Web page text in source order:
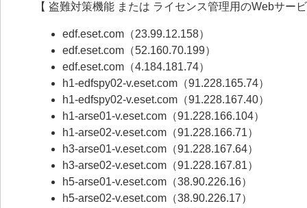
【 盗難対策機能 または ライセンス管理用のWebサー
edf.eset.com（23.99.12.158）
edf.eset.com（52.160.70.199）
edf.eset.com（4.184.181.74）
h1-edfspy02-v.eset.com（91.228.165.74）
h1-edfspy02-v.eset.com（91.228.167.40）
h1-arse01-v.eset.com（91.228.166.104）
h1-arse02-v.eset.com（91.228.166.71）
h3-arse01-v.eset.com（91.228.167.64）
h3-arse02-v.eset.com（91.228.167.81）
h5-arse01-v.eset.com（38.90.226.16）
h5-arse02-v.eset.com（38.90.226.17）